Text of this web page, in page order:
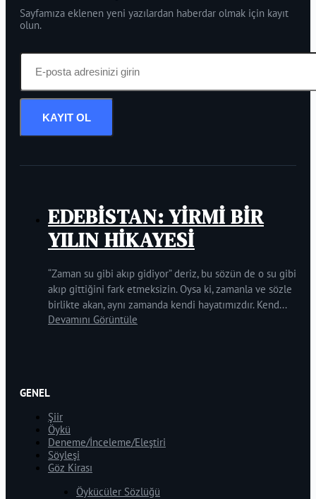
Sayfamıza eklenen yeni yazılardan haberdar olmak için kayıt
olun.
KAYIT OL
EDEBİSTAN: YİRMİ BİR
YILIN HİKAYESİ
“Zaman su gibi akıp gidiyor” deriz, bu sözün de o su gibi
akıp gittiğini fark etmeksizin. Oysa ki, zamanla ve sözle
birlikte akan, aynı zamanda kendi hayatımızdır. Kend...
Devamını Görüntüle
GENEL
Şiir
Öykü
Deneme/İnceleme/Eleştiri
Söyleşi
Göz Kirası
Öykücüler Sözlüğü